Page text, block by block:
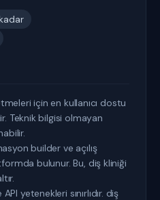
için en kullanıcı dostu
Teknik bilgisi olmayan
builder ve açılış
bulunur. Bu, diş kliniği
yetenekleri sınırlıdır. diş